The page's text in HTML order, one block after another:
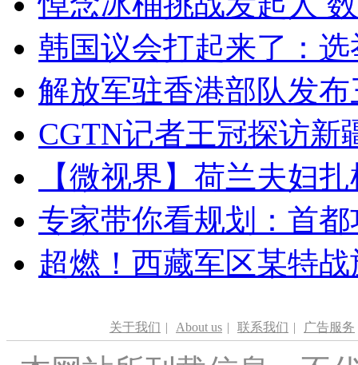
韩国议会打起来了：
解放军驻香港部队发
CGTN记者王冠探访新
【微视界】荷兰夫妇
专家带你看规划：首
超燃！西藏军区某特
关于我们 | About us | 联系我们 | 广告服务